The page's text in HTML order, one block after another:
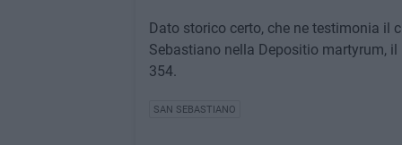
Dato storico certo, che ne testimonia il
Sebastiano nella Depositio martyrum,
354.
SAN SEBASTIANO